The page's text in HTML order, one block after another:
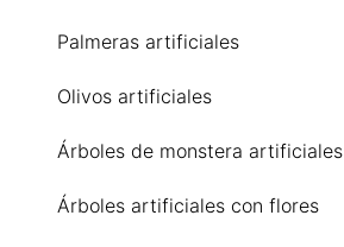
Palmeras artificiales
Olivos artificiales
Árboles de monstera artificiales
Árboles artificiales con flores